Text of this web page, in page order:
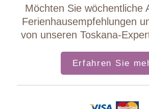
Möchten Sie wöchentliche
Ferienhausempfehlungen
von unseren Toskana-
Erfahren Sie